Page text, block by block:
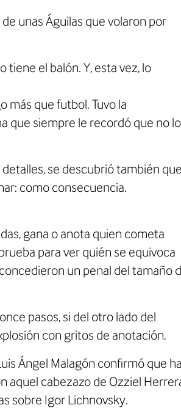
unas Águilas que volaron por
el balón. Y, esta vez, lo
más que futbol. Tuvo la
que siempre le recordó que no lo
se descubrió también que
como consecuencia.
gana o anota quien cometa
para ver quién se equivoca
un penal del tamaño
pasos, si del otro lado del
con gritos de anotación.
Ángel Malagón confirmó que
aquel cabezazo de Ozziel
sobre Igor Lichnovsky.